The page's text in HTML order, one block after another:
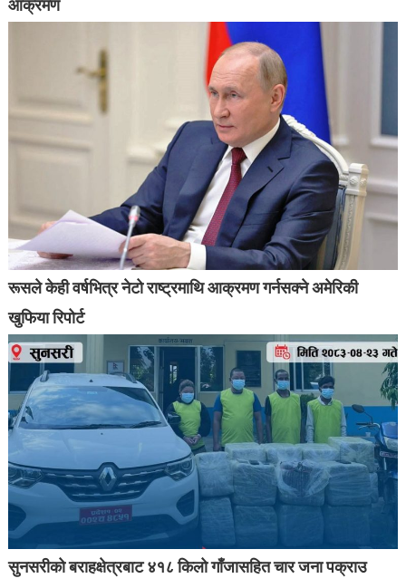
रूसले केही वर्षभित्र नेटो राष्ट्रमाथि आक्रमण गर्नसक्ने अमेरिकी
खुफिया रिपोर्ट
सुनसरीको बराहक्षेत्रबाट ४१८ किलो गाँजासहित चार जना पक्राउ